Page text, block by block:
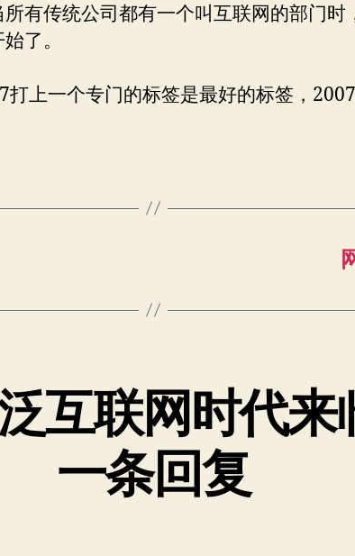
有传统公司都有一个叫互联网的部门时
了。
上一个专门的标签是最好的标签，
互联网时代来
一条回复